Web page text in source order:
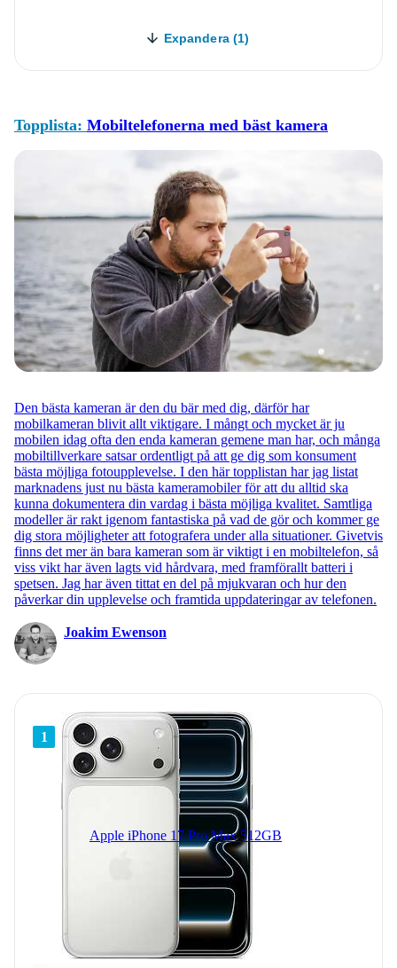
Expandera (1)
Topplista: Mobiltelefonerna med bäst kamera
Den bästa kameran är den du bär med dig, därför har
mobilkameran blivit allt viktigare. I mångt och mycket är ju
mobilen idag ofta den enda kameran gemene man har, och många
mobiltillverkare satsar ordentligt på att ge dig som konsument
bästa möjliga fotoupplevelse. I den här topplistan har jag listat
marknadens just nu bästa kameramobiler för att du alltid ska
kunna dokumentera din vardag i bästa möjliga kvalitet. Samtliga
modeller är rakt igenom fantastiska på vad de gör och kommer ge
dig stora möjligheter att fotografera under alla situationer. Givetvis
finns det mer än bara kameran som är viktigt i en mobiltelefon, så
viss vikt har även lagts vid hårdvara, med framförallt batteri i
spetsen. Jag har även tittat en del på mjukvaran och hur den
påverkar din upplevelse och framtida uppdateringar av telefonen.
Joakim Ewenson
1
Apple iPhone 17 Pro Max 512GB